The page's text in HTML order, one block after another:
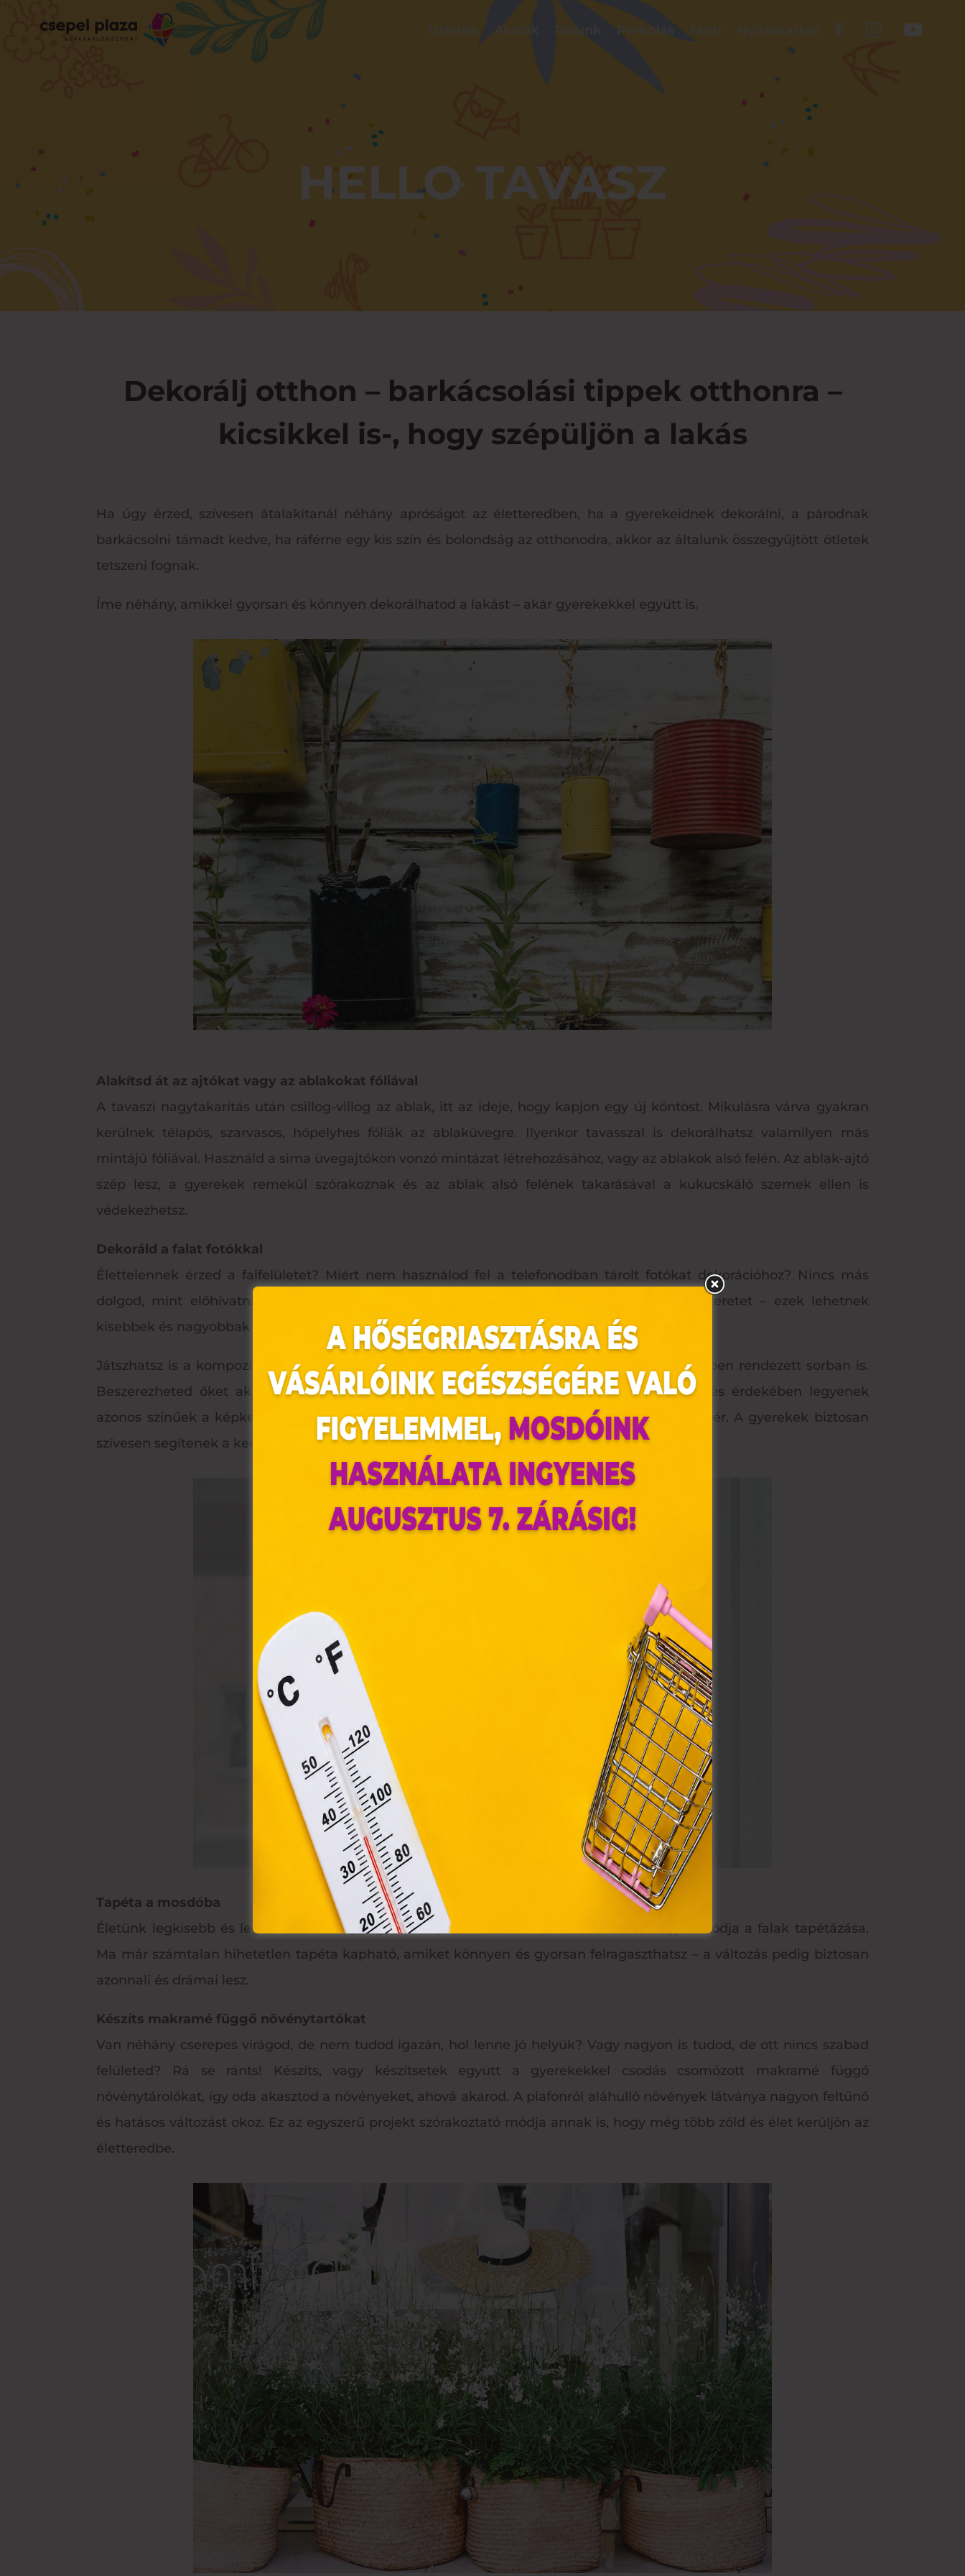
Üzletek Akciók Rólunk Parkolás Mozi Nyitvatartás
HELLO TAVASZ
Dekorálj otthon – barkácsolási tippek otthonra –
kicsikkel is-, hogy szépüljön a lakás
Ha úgy érzed, szívesen átalakítanál néhány apróságot az életteredben, ha a gyerekeidnek dekorálni, a párodnak
barkácsolni támadt kedve, ha ráférne egy kis szín és bolondság az otthonodra, akkor az általunk összegyűjtött ötletek
tetszeni fognak.
Íme néhány, amikkel gyorsan és könnyen dekorálhatod a lakást – akár gyerekekkel együtt is.
Alakítsd át az ajtókat vagy az ablakokat fóliával
A tavaszi nagytakarítás után csillog-villog az ablak, itt az ideje, hogy kapjon egy új köntöst. Mikulásra várva gyakran
kerülnek télapós, szarvasos, hópelyhes fóliák az ablaküvegre. Ilyenkor tavasszal is dekorálhatsz valamilyen más
mintájú fóliával. Használd a sima üvegajtókon vonzó mintázat létrehozásához, vagy az ablakok alsó felén. Az ablak-ajtó
szép lesz, a gyerekek remekül szórakoznak és az ablak alsó felének takarásával a kukucskáló szemek ellen is
védekezhetsz.
Dekoráld a falat fotókkal
Élettelennek érzed a falfelületet? Miért nem használod fel a telefonodban tárolt fotókat dekorációhoz? Nincs más
dolgod, mint előhívatni néhány fotót – akár fekete-fehérben is – vásárolnod néhány képkeretet – ezek lehetnek
kisebbek és nagyobbak – és indulhat a keretezés.
Játszhatsz is a kompozícióval. Lehetnek a képek okosan össze vissza szórva, de lehetnek szépen rendezett sorban is.
Beszerezheted őket akár az üzletközpont lakberendezési üzletében. Az okosabb megjelenés érdekében legyenek
azonos színűek a képkeretek, és az összes fénykép legyen vagy színes vagy mind fekete-fehér. A gyerekek biztosan
szívesen segítenek a keretezésben, s közben a szép emlékek is megelevenednek.
Tapéta a mosdóba
Életünk legkisebb és legfontosabb helyisége többnyire fehér. A szín hozzáadásának egyik módja a falak tapétázása.
Ma már számtalan hihetetlen tapéta kapható, amiket könnyen és gyorsan felragaszthatsz – a változás pedig biztosan
azonnali és drámai lesz.
Készíts makramé függő növénytartókat
Van néhány cserepes virágod, de nem tudod igazán, hol lenne jó helyük? Vagy nagyon is tudod, de ott nincs szabad
felületed? Rá se ránts! Készíts, vagy készítsetek együtt a gyerekekkel csodás csomózott makramé függő
növénytárolókat, így oda akasztod a növényeket, ahová akarod. A plafonról aláhulló növények látványa nagyon feltűnő
és hatásos változást okoz. Ez az egyszerű projekt szórakoztató módja annak is, hogy még több zöld és élet kerüljön az
életteredbe.
Ez az oldal sütiket használ
Weboldalunkon „cookie"-kat (továbbiakban „süti") alkalmazunk. Ezek olyan
fájlok, melyek információt tárolnak webes böngészőjében. Ehhez az Ön
elektronikus kereskedelmi szolgáltatások, az információs társadalommal
összefüggő szolgáltatások egyes kérdéseiről szóló 2001. évi CVIII. törvény,
valamint az Európai Unió előírásainak megfelelően használjuk. Azon
weblapoknak, melyek az Európai Unió országain belül működnek, a „sütik"
használatához, és ezeknek a felhasználó számítógépén vagy egyéb
eszközén történő tárolásához a felhasználók hozzájárulását kell kérniük.
Módosítom a beállításokat